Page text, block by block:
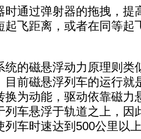
通过弹射器的拖拽，提
起飞距离，或者在同等起
的磁悬浮动力原理则类
目前磁悬浮列车的运行就
换为动能，驱动依靠磁力
列车悬浮于轨道之上，因
列车时速达到500公里以